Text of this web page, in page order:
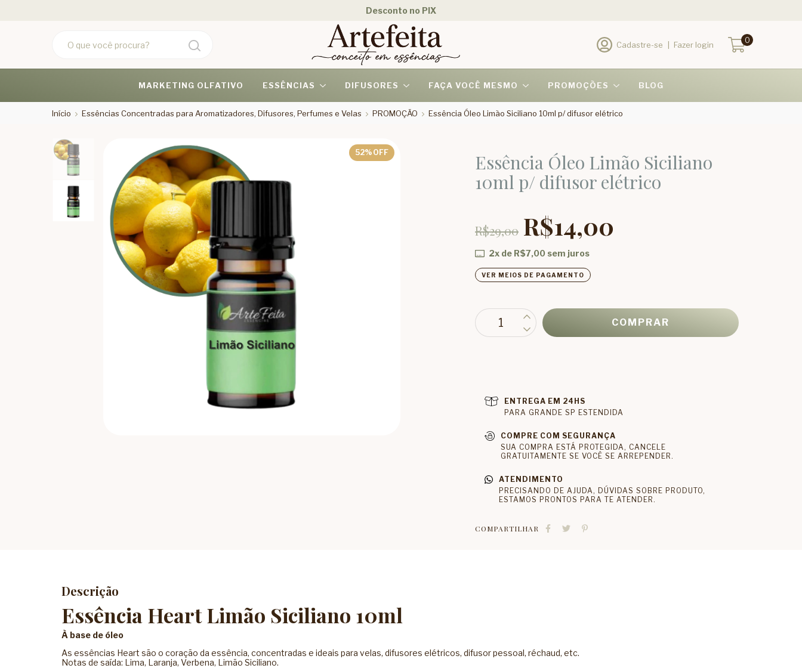
Desconto no PIX
Cadastre-se Fazer login 0
MARKETING OLFATIVO ESSÊNCIAS DIFUSORES FAÇA VOCÊ MESMO PROMOÇÕES BLOG
Início Essências Concentradas para Aromatizadores, Difusores, Perfumes e Velas PROMOÇÃO Essência Óleo Limão Siciliano 10ml p/ difusor elétrico
52% OFF
Essência Óleo Limão Siciliano
10ml p/ difusor elétrico
R$29,00 R$14,00
2x de R$7,00sem juros
VER MEIOS DE PAGAMENTO
ENTREGA EM 24HS
PARA GRANDE SP ESTENDIDA
COMPRE COM SEGURANÇA
SUA COMPRA ESTÁ PROTEGIDA, CANCELE
GRATUITAMENTE SE VOCÊ SE ARREPENDER.
ATENDIMENTO
PRECISANDO DE AJUDA, DÚVIDAS SOBRE PRODUTO,
ESTAMOS PRONTOS PARA TE ATENDER.
COMPARTILHAR
Descrição
Essência Heart Limão Siciliano 10ml
À base de óleo
As essências Heart são o coração da essência, concentradas e ideais para velas, difusores elétricos, difusor pessoal, réchaud, etc.
Notas de saída: Lima, Laranja, Verbena, Limão Siciliano.